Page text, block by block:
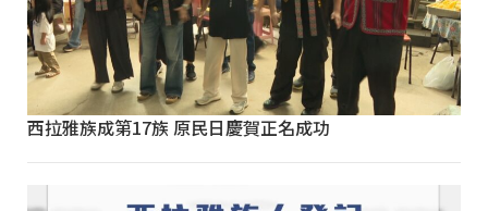
西拉雅族成第17族 原民日慶賀正名成功